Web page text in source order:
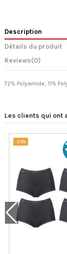
Description
Détails du produit
Reviews(0)
72% Polyamide, 11%
Les clients qui ont
-25%